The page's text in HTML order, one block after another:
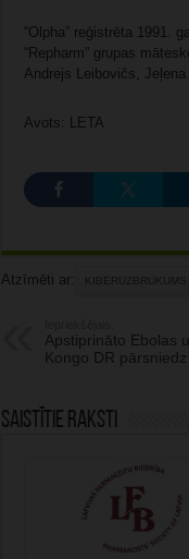
“Olpha” reģistrēta 1991.
“Repharm” grupas
Andrejs Leibovičs,
Avots: LETA
Atzīmēti ar: KIBERUZBRUKUMS
Apstiprināto Ebolas
Kongo DR
Saistītie raksti